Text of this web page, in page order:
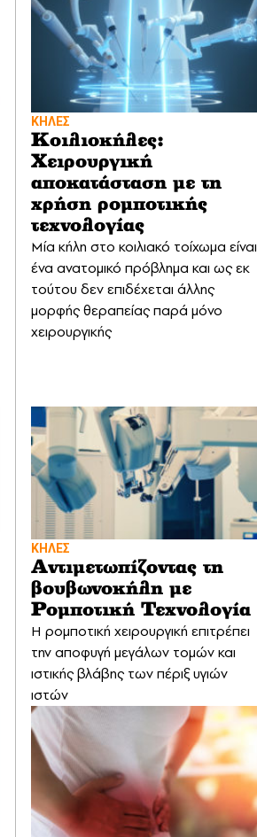
ΚΗΛΕΣ
Κοιλιοκήλες:
Χειρουργική
αποκατάσταση με τη
χρήση ρομποτικής
τεχνολογίας
Μία κήλη στο κοιλιακό τοίχωμα είναι
ένα ανατομικό πρόβλημα και ως εκ
τούτου δεν επιδέχεται άλλης
μορφής θεραπείας παρά μόνο
χειρουργικής
ΚΗΛΕΣ
Αντιμετωπίζοντας τη
βουβωνοκήλη με
Ρομποτική Τεχνολογία
Η ρομποτική χειρουργική επιτρέπει
την αποφυγή μεγάλων τομών και
ιστικής βλάβης των πέριξ υγιών
ιστών